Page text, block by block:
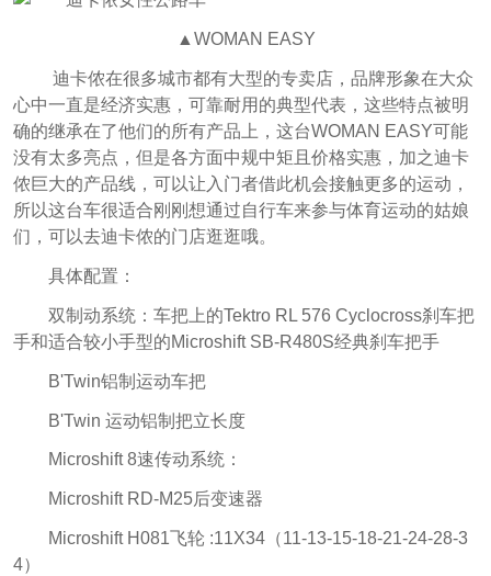
▲WOMAN EASY
迪卡侬在很多城市都有大型的专卖店，品牌形象在大众
心中一直是经济实惠，可靠耐用的典型代表，这些特点被明
确的继承在了他们的所有产品上，这台WOMAN EASY可能
没有太多亮点，但是各方面中规中矩且价格实惠，加之迪卡
侬巨大的产品线，可以让入门者借此机会接触更多的运动，
所以这台车很适合刚刚想通过自行车来参与体育运动的姑娘
们，可以去迪卡侬的门店逛逛哦。
具体配置：
双制动系统：车把上的Tektro RL 576 Cyclocross刹车把
手和适合较小手型的Microshift SB-R480S经典刹车把手
B'Twin铝制运动车把
B'Twin 运动铝制把立长度
Microshift 8速传动系统：
Microshift RD-M25后变速器
Microshift H081飞轮 :11X34（11-13-15-18-21-24-28-3
4）